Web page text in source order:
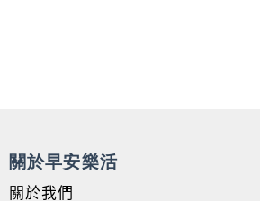
關於早安樂活
關於我們